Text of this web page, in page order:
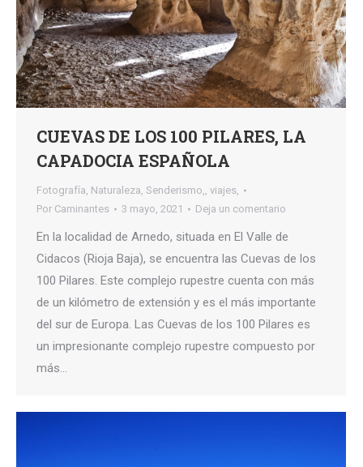
CUEVAS DE LOS 100 PILARES, LA
CAPADOCIA ESPAÑOLA
Fotografía, Naturaleza, Senderismo,, viajes,
Por Caminantes 3 mayo, 2021 Deja un comentario
En la localidad de Arnedo, situada en El Valle de
Cidacos (Rioja Baja), se encuentra las Cuevas de los
100 Pilares. Este complejo rupestre cuenta con más
de un kilómetro de extensión y es el más importante
del sur de Europa. Las Cuevas de los 100 Pilares es
un impresionante complejo rupestre compuesto por
más…